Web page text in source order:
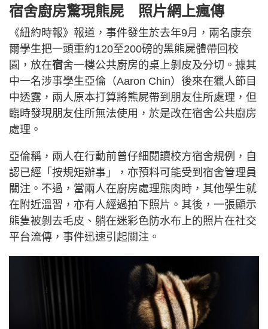
宿舍廚房驚現熊屍 照片網上瘋傳
《紐約時報》報道，事件發生於去年9月，兩名康奈
爾學生把一頭重約120至200磅的黑熊屍體帶回校
園，放在宿舍一樓公共廚房的桌上剝皮及分切。據其
中一名涉事學生亞倫（Aaron Chin）後來在獵人節目
中透露，兩人原本打算將熊屍帶到朋友住所處理，但
臨時發現朋友住所無法使用，於是改在宿舍公共廚房
處理。
亞倫稱，兩人在行動前曾仔細閱讀校方宿舍規例，自
認已經「按規矩辦事」，亦預料可能受到宿舍管理員
關注。不過，當兩人在廚房處理熊肉時，其他學生就
在附近溫習，亦有人經過拍下照片。其後，一張顯示
熊隻被剝去毛皮、躺在迷彩色防水布上的照片在社交
平台流傳，事件迅速引起關注。